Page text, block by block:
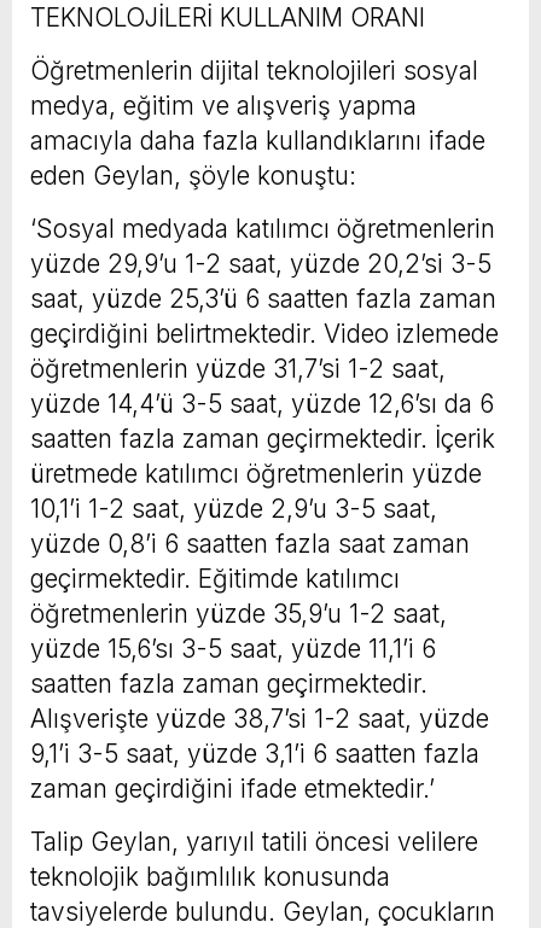
TEKNOLOJİLERİ KULLANIM ORANI
Öğretmenlerin dijital teknolojileri sosyal
medya, eğitim ve alışveriş yapma
amacıyla daha fazla kullandıklarını ifade
eden Geylan, şöyle konuştu:
‘Sosyal medyada katılımcı öğretmenlerin
yüzde 29,9’u 1-2 saat, yüzde 20,2’si 3-5
saat, yüzde 25,3’ü 6 saatten fazla zaman
geçirdiğini belirtmektedir. Video izlemede
öğretmenlerin yüzde 31,7’si 1-2 saat,
yüzde 14,4’ü 3-5 saat, yüzde 12,6’sı da 6
saatten fazla zaman geçirmektedir. İçerik
üretmede katılımcı öğretmenlerin yüzde
10,1’i 1-2 saat, yüzde 2,9’u 3-5 saat,
yüzde 0,8’i 6 saatten fazla saat zaman
geçirmektedir. Eğitimde katılımcı
öğretmenlerin yüzde 35,9’u 1-2 saat,
yüzde 15,6’sı 3-5 saat, yüzde 11,1’i 6
saatten fazla zaman geçirmektedir.
Alışverişte yüzde 38,7’si 1-2 saat, yüzde
9,1’i 3-5 saat, yüzde 3,1’i 6 saatten fazla
zaman geçirdiğini ifade etmektedir.’
Talip Geylan, yarıyıl tatili öncesi velilere
teknolojik bağımlılık konusunda
tavsiyelerde bulundu. Geylan, çocukların